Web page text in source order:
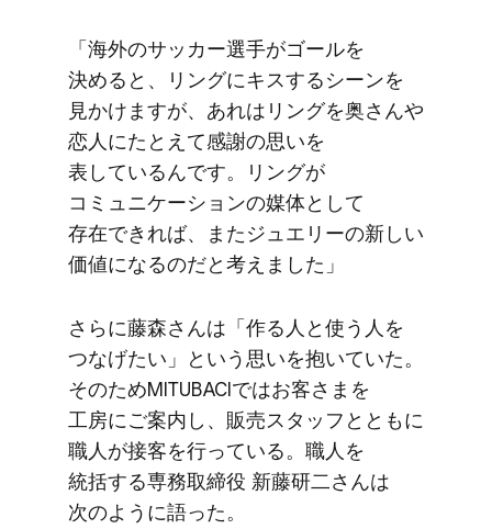
「海外の​サッカー選手が​ゴールを​
決めると、​リングに​キスする​シーンを​
見かけますが、​あれは​リングを​奥さんや​
恋人に​たとえて​感謝の​思いを​
表しているんです。​リングが​
コミュニケーションの​媒体と​して​
存在できれば、​また​ジュエリーの​新しい​
価値に​なるのだと​考えました」
さらに​藤森さんは​「作る​人と​使う​人を​
つな​げたい」と​いう​思いを​抱いていた。​
その​ためMITUBACIでは​お客さまを​
工房に​ご案内し、​販売スタッフとともに​
職人が​接客を​行っている。​職人を​
統括する​専務取締役 新藤研二さんは​
次のように​語った。